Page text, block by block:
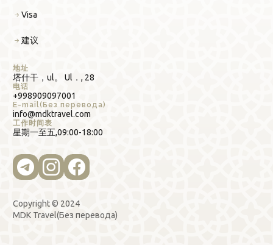
地址
塔什干，ul。 Ul．, 28
电话
+998909097001
E-mail(Без перевода)
info@mdktravel.com
工作时间表
星期一至五,09:00-18:00
Visa
建议
Copyright © 2024
MDK Travel(Без перевода)